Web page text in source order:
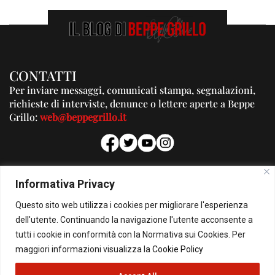
Informativa Privacy
Questo sito web utilizza i cookies per migliorare l'esperienza
dell'utente. Continuando la navigazione l'utente acconsente a
tutti i cookie in conformità con la Normativa sui Cookies. Per
maggiori informazioni visualizza la Cookie Policy
CONTATTI
Per inviare messaggi, comunicati stampa, segnalazioni,
richieste di interviste, denunce o lettere aperte a Beppe
Grillo:web@beppegrillo.it
PUBBLICITA'
Per la tua pubblicità su questo Blog:
pubblicita@beppegrillo.it